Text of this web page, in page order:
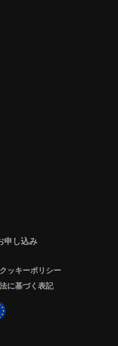
申し込み
クッキーポリシー
に基づく表記